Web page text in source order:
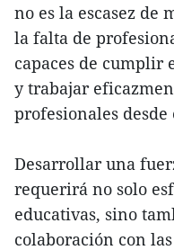
no es la escasez de
la falta de
capaces de cumplir
y trabajar
profesionales
Desarrollar una
requerirá no solo
educativas, sino
colaboración con